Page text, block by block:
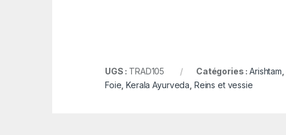
UGS : TRAD105 Catégories :Arishtam
Foie ,Kerala Ayurveda Reins et vessie